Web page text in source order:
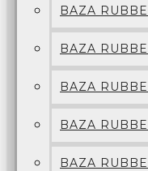
BAZA
BAZA
BAZA
BAZA
BAZA